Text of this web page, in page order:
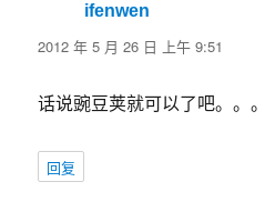
ifenwen
道：
2012 年 5 月 26 日 上午 9:51
话说豌豆荚就可以了吧。。
回复